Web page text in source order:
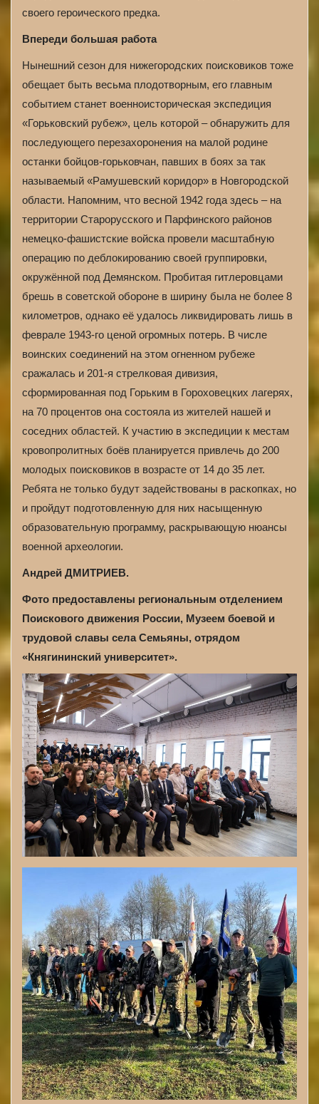
своего героического предка.
Впереди большая работа
Нынешний сезон для нижегородских поисковиков тоже
обещает быть весьма плодотворным, его главным
событием станет военноисторическая экспедиция
«Горьковский рубеж», цель которой – обнаружить для
последующего перезахоронения на малой родине
останки бойцов-горьковчан, павших в боях за так
называемый «Рамушевский коридор» в Новгородской
области. Напомним, что весной 1942 года здесь – на
территории Старорусского и Парфинского районов
немецко-фашистские войска провели масштабную
операцию по деблокированию своей группировки,
окружённой под Демянском. Пробитая гитлеровцами
брешь в советской обороне в ширину была не более 8
километров, однако её удалось ликвидировать лишь в
феврале 1943-го ценой огромных потерь. В числе
воинских соединений на этом огненном рубеже
сражалась и 201-я стрелковая дивизия,
сформированная под Горьким в Гороховецких лагерях,
на 70 процентов она состояла из жителей нашей и
соседних областей. К участию в экспедиции к местам
кровопролитных боёв планируется привлечь до 200
молодых поисковиков в возрасте от 14 до 35 лет.
Ребята не только будут задействованы в раскопках, но
и пройдут подготовленную для них насыщенную
образовательную программу, раскрывающую нюансы
военной археологии.
Андрей ДМИТРИЕВ.
Фото предоставлены региональным отделением
Поискового движения России, Музеем боевой и
трудовой славы села Семьяны, отрядом
«Княгининский университет».